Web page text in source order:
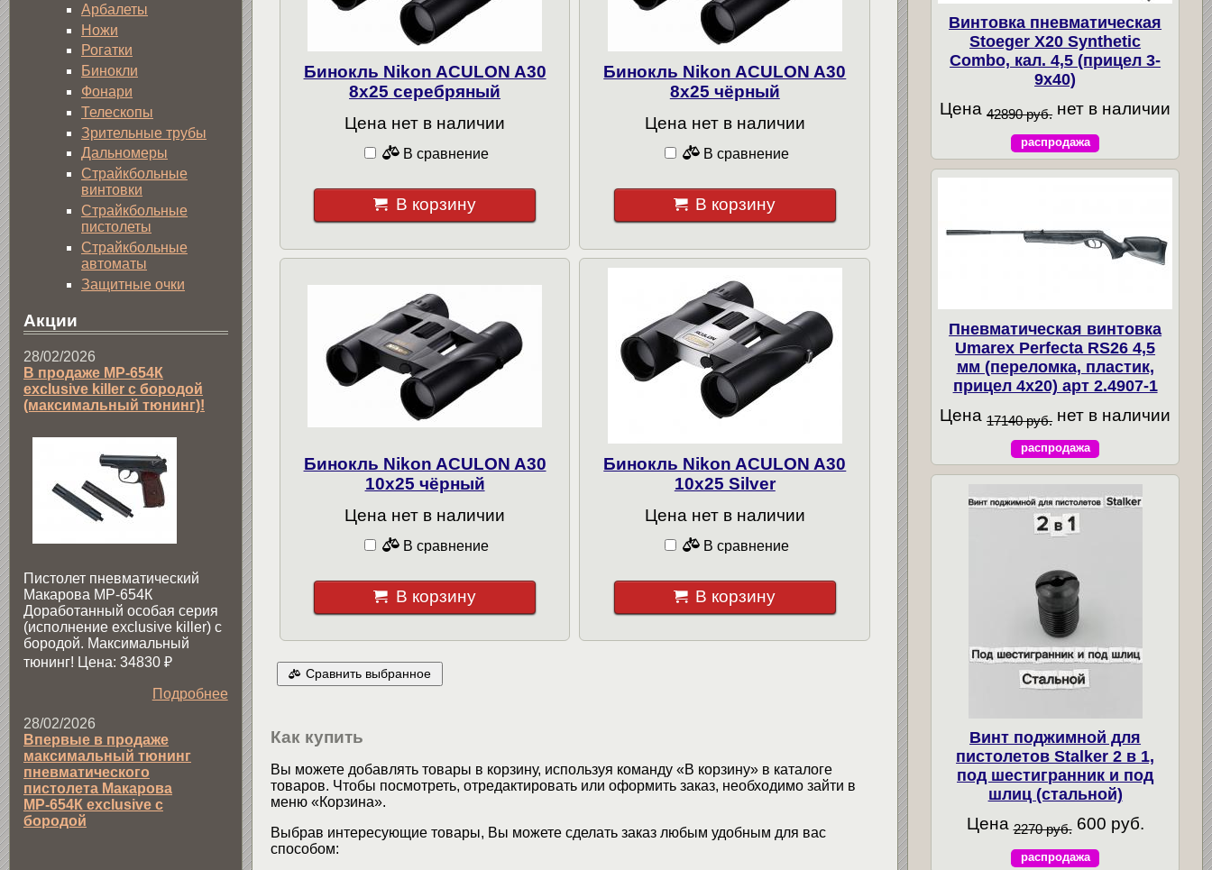
Бинокль Nikon ACULON A30
8x25 серебряный
Цена нет в наличии
В сравнение
В корзину
Бинокль Nikon ACULON A30
8x25 чёрный
Цена нет в наличии
В сравнение
В корзину
Бинокль Nikon ACULON A30
10x25 чёрный
Цена нет в наличии
В сравнение
В корзину
Бинокль Nikon ACULON A30
10x25 Silver
Цена нет в наличии
В сравнение
В корзину
Сравнить выбранное
Как купить
Вы можете добавлять товары в корзину, используя команду «В корзину» в каталоге
товаров. Чтобы посмотреть, отредактировать или оформить заказ, необходимо зайти в
меню «Корзина».
Выбрав интересующие товары, Вы можете сделать заказ любым удобным для вас
способом:
Арбалеты
Ножи
Рогатки
Бинокли
Фонари
Телескопы
Зрительные трубы
Дальномеры
Страйкбольные
винтовки
Страйкбольные
пистолеты
Страйкбольные
автоматы
Защитные очки
Акции
28/02/2026
В продаже МР-654К
exclusive killer с бородой
(максимальный тюнинг)!
Пистолет пневматический
Макарова МР-654К
Доработанный особая серия
(исполнение exclusive killer) с
бородой. Максимальный
тюнинг! Цена: 34830 ₽
Подробнее
28/02/2026
Впервые в продаже
максимальный тюнинг
пневматического
пистолета Макарова
МР-654К exclusive с
бородой
Винтовка пневматическая
Stoeger X20 Synthetic
Combo, кал. 4,5 (прицел 3-
9х40)
Цена 42890 руб. нет в наличии
распродажа
Пневматическая винтовка
Umarex Perfecta RS26 4,5
мм (переломка, пластик,
прицел 4x20) арт 2.4907-1
Цена 17140 руб. нет в наличии
распродажа
Винт поджимной для
пистолетов Stalker 2 в 1,
под шестигранник и под
шлиц (стальной)
Цена 2270 руб. 600 руб.
распродажа